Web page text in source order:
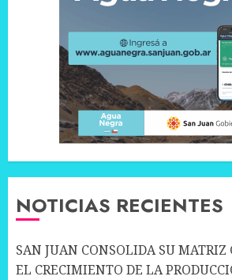
NOTICIAS RECIENTES
SAN JUAN CONSOLIDA SU MATRIZ
EL CRECIMIENTO DE LA